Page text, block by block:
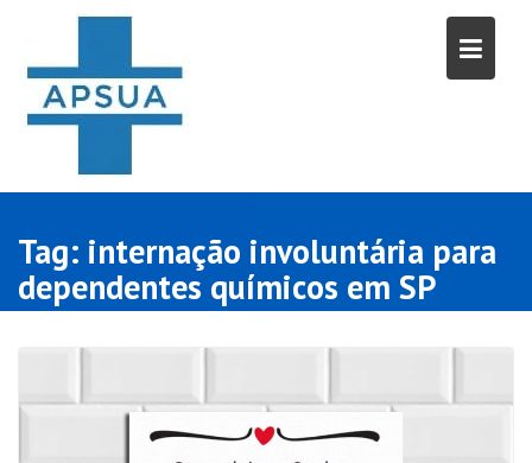
content
Tag: internação involuntária para
dependentes químicos em SP